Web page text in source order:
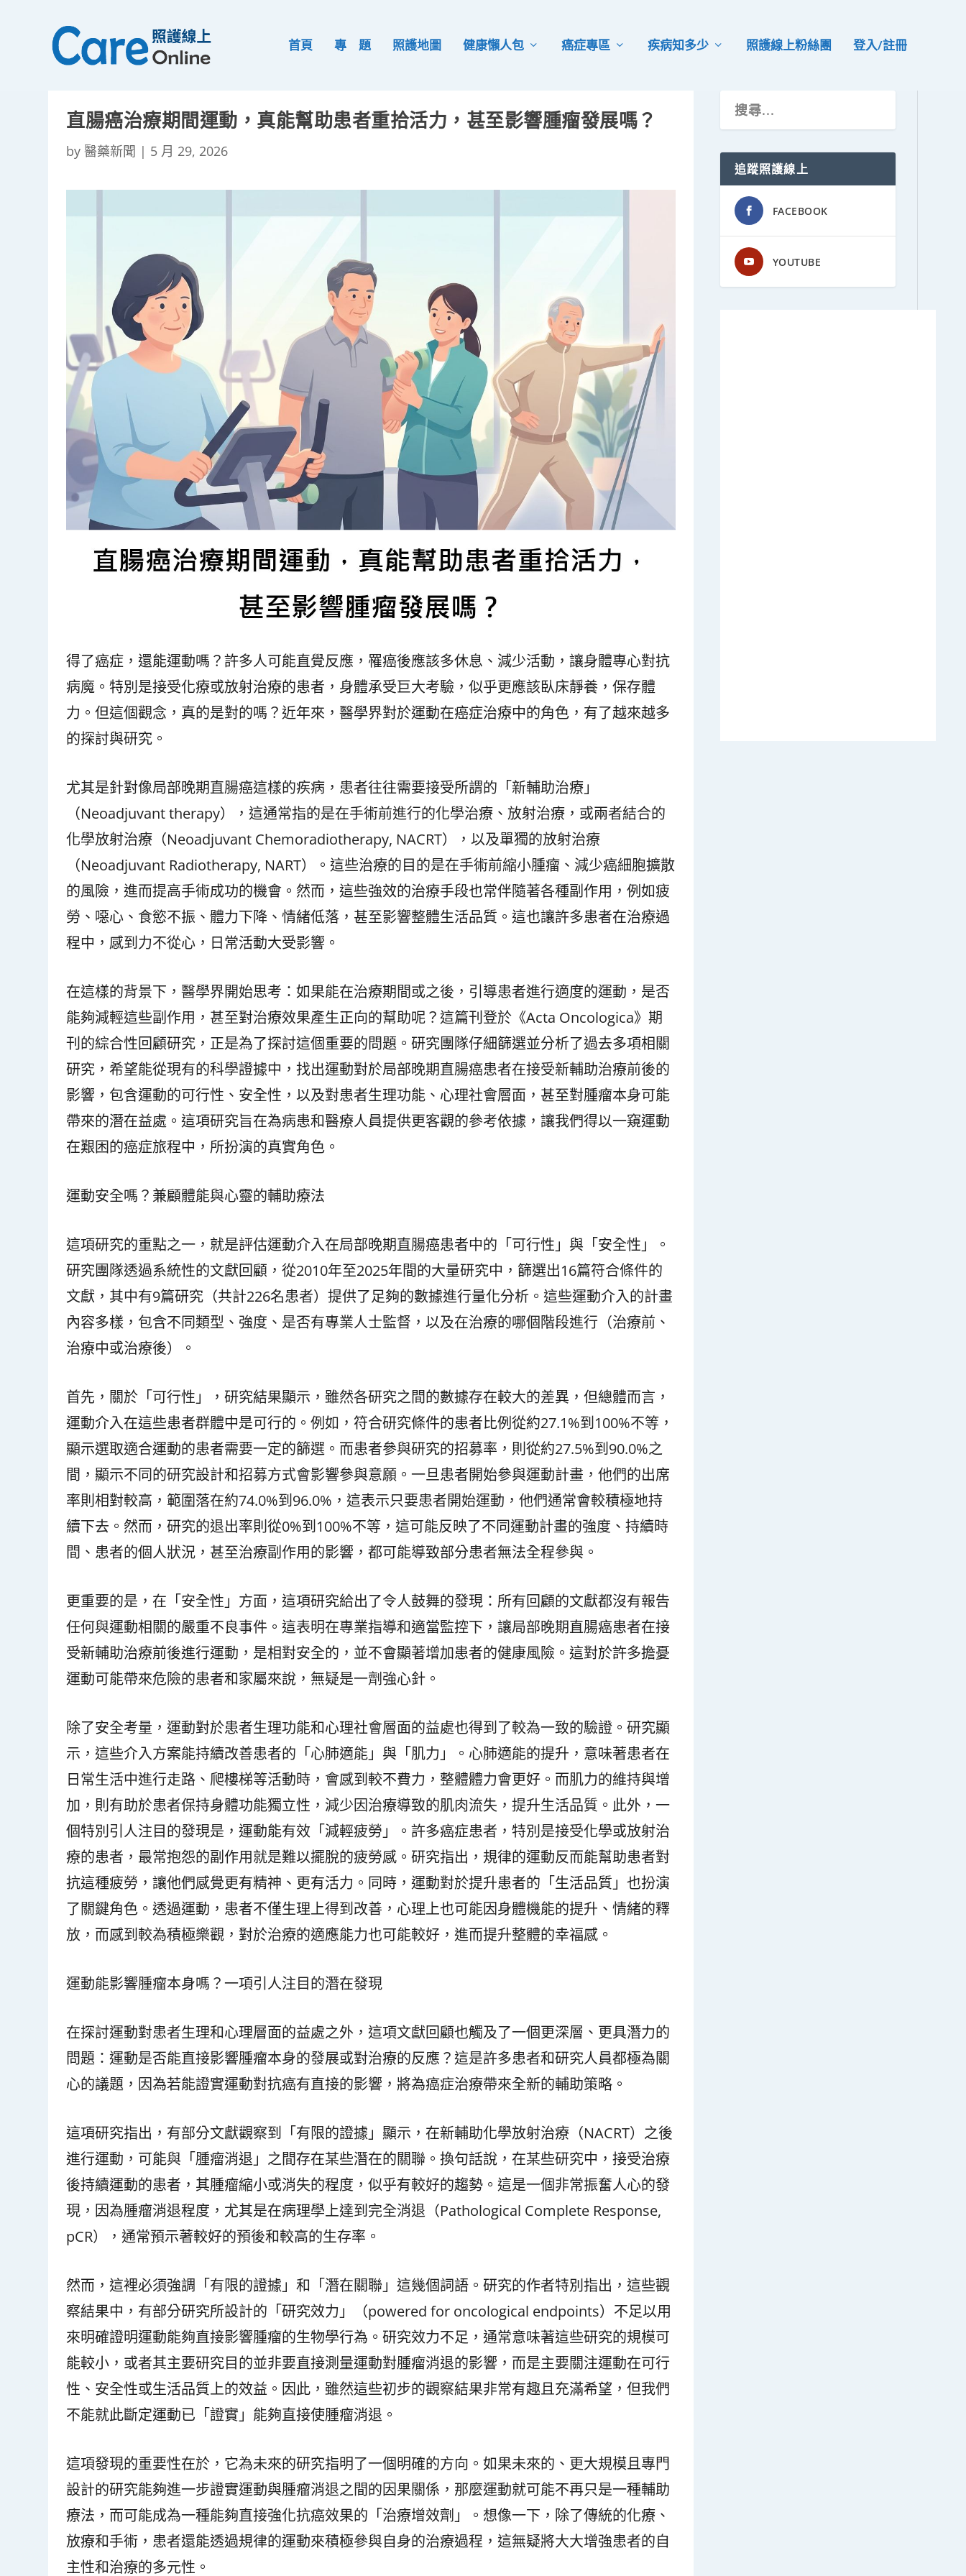
首頁 專 題 照護地圖 健康懶人包 癌症專區 疾病知多少 照護線上粉絲團 登入/註冊
直腸癌治療期間運動，真能幫助患者重拾活力，甚至影響腫瘤發展嗎？
by 醫藥新聞 | 5 月 29, 2026
得了癌症，還能運動嗎？許多人可能直覺反應，罹癌後應該多休息、減少活動，讓身體專心對抗
病魔。特別是接受化療或放射治療的患者，身體承受巨大考驗，似乎更應該臥床靜養，保存體
力。但這個觀念，真的是對的嗎？近年來，醫學界對於運動在癌症治療中的角色，有了越來越多
的探討與研究。
尤其是針對像局部晚期直腸癌這樣的疾病，患者往往需要接受所謂的「新輔助治療」
（Neoadjuvant therapy），這通常指的是在手術前進行的化學治療、放射治療，或兩者結合的
化學放射治療（Neoadjuvant Chemoradiotherapy, NACRT），以及單獨的放射治療
（Neoadjuvant Radiotherapy, NART）。這些治療的目的是在手術前縮小腫瘤、減少癌細胞擴散
的風險，進而提高手術成功的機會。然而，這些強效的治療手段也常伴隨著各種副作用，例如疲
勞、噁心、食慾不振、體力下降、情緒低落，甚至影響整體生活品質。這也讓許多患者在治療過
程中，感到力不從心，日常活動大受影響。
在這樣的背景下，醫學界開始思考：如果能在治療期間或之後，引導患者進行適度的運動，是否
能夠減輕這些副作用，甚至對治療效果產生正向的幫助呢？這篇刊登於《Acta Oncologica》期
刊的綜合性回顧研究，正是為了探討這個重要的問題。研究團隊仔細篩選並分析了過去多項相關
研究，希望能從現有的科學證據中，找出運動對於局部晚期直腸癌患者在接受新輔助治療前後的
影響，包含運動的可行性、安全性，以及對患者生理功能、心理社會層面，甚至對腫瘤本身可能
帶來的潛在益處。這項研究旨在為病患和醫療人員提供更客觀的參考依據，讓我們得以一窺運動
在艱困的癌症旅程中，所扮演的真實角色。
運動安全嗎？兼顧體能與心靈的輔助療法
這項研究的重點之一，就是評估運動介入在局部晚期直腸癌患者中的「可行性」與「安全性」。
研究團隊透過系統性的文獻回顧，從2010年至2025年間的大量研究中，篩選出16篇符合條件的
文獻，其中有9篇研究（共計226名患者）提供了足夠的數據進行量化分析。這些運動介入的計畫
內容多樣，包含不同類型、強度、是否有專業人士監督，以及在治療的哪個階段進行（治療前、
治療中或治療後）。
首先，關於「可行性」，研究結果顯示，雖然各研究之間的數據存在較大的差異，但總體而言，
運動介入在這些患者群體中是可行的。例如，符合研究條件的患者比例從約27.1%到100%不等，
顯示選取適合運動的患者需要一定的篩選。而患者參與研究的招募率，則從約27.5%到90.0%之
間，顯示不同的研究設計和招募方式會影響參與意願。一旦患者開始參與運動計畫，他們的出席
率則相對較高，範圍落在約74.0%到96.0%，這表示只要患者開始運動，他們通常會較積極地持
續下去。然而，研究的退出率則從0%到100%不等，這可能反映了不同運動計畫的強度、持續時
間、患者的個人狀況，甚至治療副作用的影響，都可能導致部分患者無法全程參與。
更重要的是，在「安全性」方面，這項研究給出了令人鼓舞的發現：所有回顧的文獻都沒有報告
任何與運動相關的嚴重不良事件。這表明在專業指導和適當監控下，讓局部晚期直腸癌患者在接
受新輔助治療前後進行運動，是相對安全的，並不會顯著增加患者的健康風險。這對於許多擔憂
運動可能帶來危險的患者和家屬來說，無疑是一劑強心針。
除了安全考量，運動對於患者生理功能和心理社會層面的益處也得到了較為一致的驗證。研究顯
示，這些介入方案能持續改善患者的「心肺適能」與「肌力」。心肺適能的提升，意味著患者在
日常生活中進行走路、爬樓梯等活動時，會感到較不費力，整體體力會更好。而肌力的維持與增
加，則有助於患者保持身體功能獨立性，減少因治療導致的肌肉流失，提升生活品質。此外，一
個特別引人注目的發現是，運動能有效「減輕疲勞」。許多癌症患者，特別是接受化學或放射治
療的患者，最常抱怨的副作用就是難以擺脫的疲勞感。研究指出，規律的運動反而能幫助患者對
抗這種疲勞，讓他們感覺更有精神、更有活力。同時，運動對於提升患者的「生活品質」也扮演
了關鍵角色。透過運動，患者不僅生理上得到改善，心理上也可能因身體機能的提升、情緒的釋
放，而感到較為積極樂觀，對於治療的適應能力也可能較好，進而提升整體的幸福感。
運動能影響腫瘤本身嗎？一項引人注目的潛在發現
在探討運動對患者生理和心理層面的益處之外，這項文獻回顧也觸及了一個更深層、更具潛力的
問題：運動是否能直接影響腫瘤本身的發展或對治療的反應？這是許多患者和研究人員都極為關
心的議題，因為若能證實運動對抗癌有直接的影響，將為癌症治療帶來全新的輔助策略。
這項研究指出，有部分文獻觀察到「有限的證據」顯示，在新輔助化學放射治療（NACRT）之後
進行運動，可能與「腫瘤消退」之間存在某些潛在的關聯。換句話說，在某些研究中，接受治療
後持續運動的患者，其腫瘤縮小或消失的程度，似乎有較好的趨勢。這是一個非常振奮人心的發
現，因為腫瘤消退程度，尤其是在病理學上達到完全消退（Pathological Complete Response,
pCR），通常預示著較好的預後和較高的生存率。
然而，這裡必須強調「有限的證據」和「潛在關聯」這幾個詞語。研究的作者特別指出，這些觀
察結果中，有部分研究所設計的「研究效力」（powered for oncological endpoints）不足以用
來明確證明運動能夠直接影響腫瘤的生物學行為。研究效力不足，通常意味著這些研究的規模可
能較小，或者其主要研究目的並非要直接測量運動對腫瘤消退的影響，而是主要關注運動在可行
性、安全性或生活品質上的效益。因此，雖然這些初步的觀察結果非常有趣且充滿希望，但我們
不能就此斷定運動已「證實」能夠直接使腫瘤消退。
這項發現的重要性在於，它為未來的研究指明了一個明確的方向。如果未來的、更大規模且專門
設計的研究能夠進一步證實運動與腫瘤消退之間的因果關係，那麼運動就可能不再只是一種輔助
療法，而可能成為一種能夠直接強化抗癌效果的「治療增效劑」。想像一下，除了傳統的化療、
放療和手術，患者還能透過規律的運動來積極參與自身的治療過程，這無疑將大大增強患者的自
主性和治療的多元性。
追蹤照護線上
FACEBOOK
YOUTUBE